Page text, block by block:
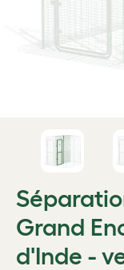
Grand
d'Inde -